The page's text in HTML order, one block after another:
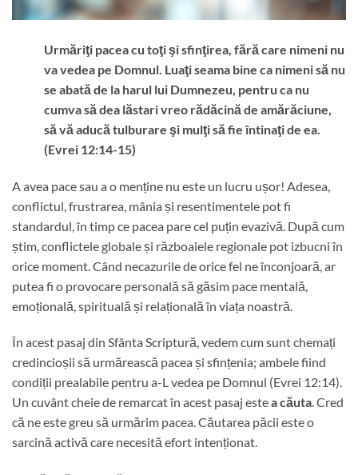
Urmăriţi pacea cu toţi şi sfinţirea, fără care nimeni nu
va vedea pe Domnul. Luaţi seama bine ca nimeni să nu
se abată de la harul lui Dumnezeu, pentru ca nu
cumva să dea lăstari vreo rădăcină de amărăciune,
să vă aducă tulburare şi mulţi să fie întinaţi de ea.
(Evrei 12:14-15)
A avea pace sau a o menține nu este un lucru ușor! Adesea,
conflictul, frustrarea, mânia și resentimentele pot fi
standardul, în timp ce pacea pare cel puțin evazivă. După cum
știm, conflictele globale și războaiele regionale pot izbucni în
orice moment. Când necazurile de orice fel ne înconjoară, ar
putea fi o provocare personală să găsim pace mentală,
emoțională, spirituală și relațională în viața noastră.
În acest pasaj din Sfânta Scriptură, vedem cum sunt chemați
credincioșii să urmărească pacea și sfințenia; ambele fiind
condiții prealabile pentru a-L vedea pe Domnul (Evrei 12:14).
Un cuvânt cheie de remarcat în acest pasaj estea căuta. Cred
că ne este greu să urmărim pacea. Căutarea păcii este o
sarcină activă care necesită efort intenționat.